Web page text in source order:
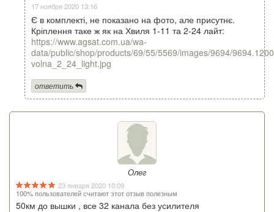
17 ноября 2020 13:16
Є в комплекті, не показано на фото, але присутнє.
Кріплення таке ж як на Хвиля 1-11 та 2-24 лайт:
https://www.agsat.com.ua/wa-
data/public/shop/products/69/55/5569/images/9694/
volna_2_24_light.jpg
ответить
Олег
23 января 2020 10:09
100% пользователей считают этот отзыв полезным
50км до вышки , все 32 канала без усилителя